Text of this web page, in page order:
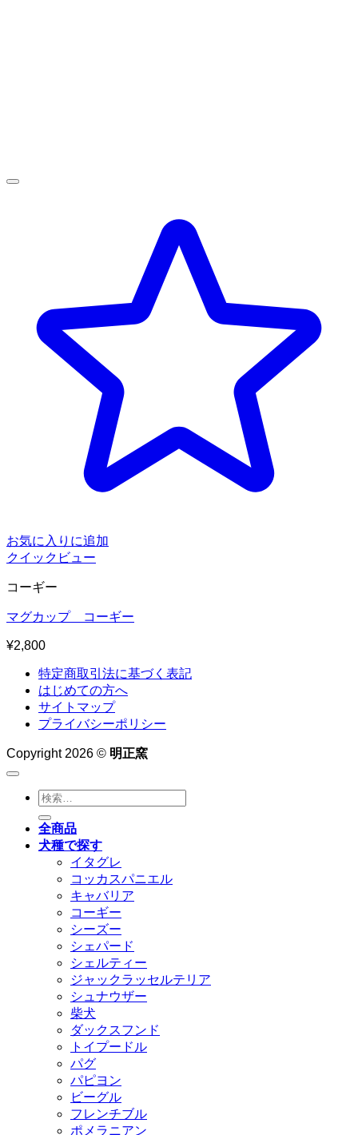
お気に入りに追加
クイックビュー
コーギー
マグカップ コーギー
¥2,800
特定商取引法に基づく表記
はじめての方へ
サイトマップ
プライバシーポリシー
Copyright 2026 © 明正窯
検
索
対
象:
全商品
犬種で探す
イタグレ
コッカスパニエル
キャバリア
コーギー
シーズー
シェパード
シェルティー
ジャックラッセルテリア
シュナウザー
柴犬
ダックスフンド
トイプードル
パグ
パピヨン
ビーグル
フレンチブル
ポメラニアン